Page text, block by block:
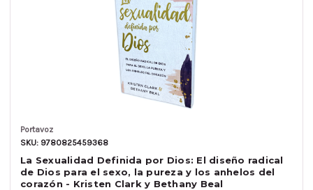
Portavoz
SKU: 9780825459368
La Sexualidad Definida por Dios: El diseño radical
de Dios para el sexo, la pureza y los anhelos del
corazón - Kristen Clark y Bethany Beal